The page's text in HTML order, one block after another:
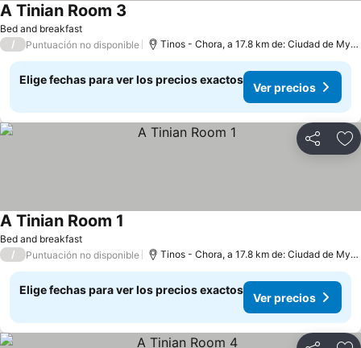
Bed and breakfast
A Tinian Room 3
/ Puntuación no disponible Tinos - Chora, a 17.8 km de: Ciudad de Mykonos
Elige fechas para ver los precios exactos
Ver precios
Compartir
Bed and breakfast
A Tinian Room 1
/ Puntuación no disponible Tinos - Chora, a 17.8 km de: Ciudad de Mykonos
Elige fechas para ver los precios exactos
Ver precios